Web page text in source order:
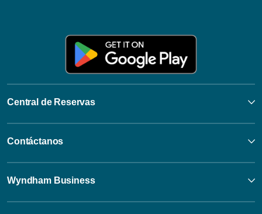
Central de Reservas
Contáctanos
Wyndham Business